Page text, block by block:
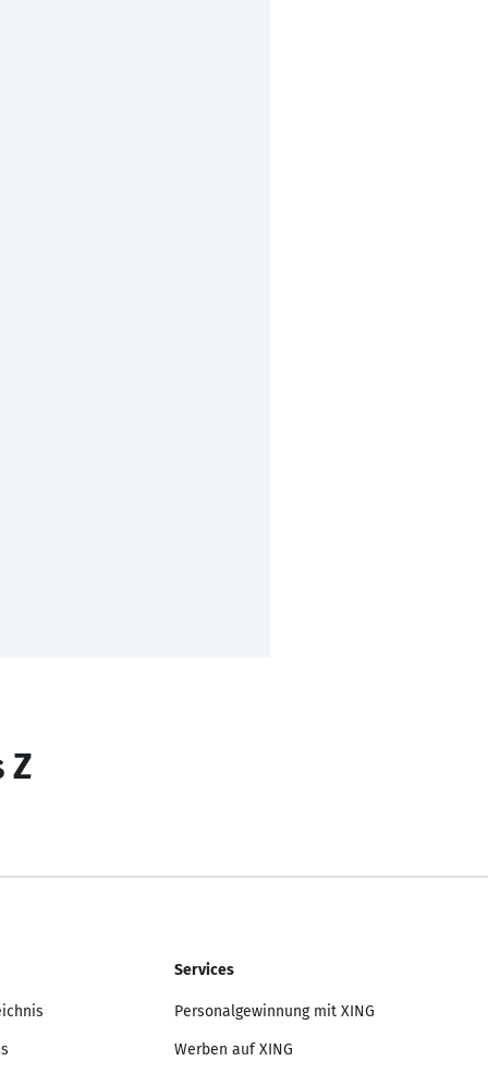
Z
Services
Personalgewinnung mit XING
Werben auf XING